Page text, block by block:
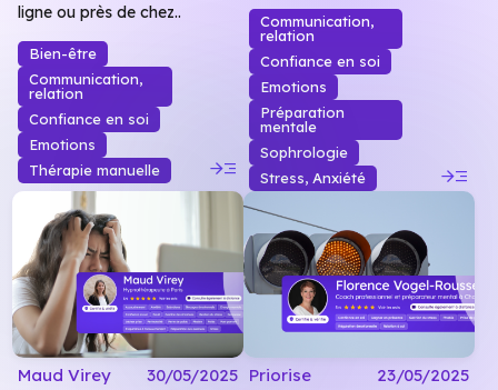
ligne ou près de chez..
Bien-être
Communication,
relation
Confiance en soi
Emotions
Thérapie manuelle
read_more
Communication,
relation
Confiance en soi
Emotions
Préparation
mentale
Sophrologie
Stress, Anxiété
read_more
Maud Virey 30/05/2025 Priorise 23/05/2025